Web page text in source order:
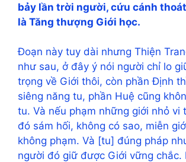
bảy lần trời người, cứu cánh
là Tăng thượng Giới học.
Đoạn này tuy dài nhưng Thiện
như sau, ở đây ý nói người chỉ lo
trọng về Giới thôi, còn phần Định
siêng năng tu, phần Huệ cũng
tu. Và nếu phạm những giới nhỏ vi
đó sám hối, không có sao, miễn
không phạm. Và [tu] đúng pháp
người đó giữ được Giới vững chắc.